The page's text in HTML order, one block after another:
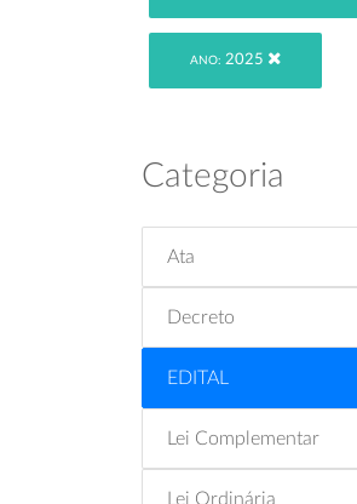
ANO: 2025
Categoria
Ata
Decreto
EDITAL
Lei Complementar
Lei Ordinária